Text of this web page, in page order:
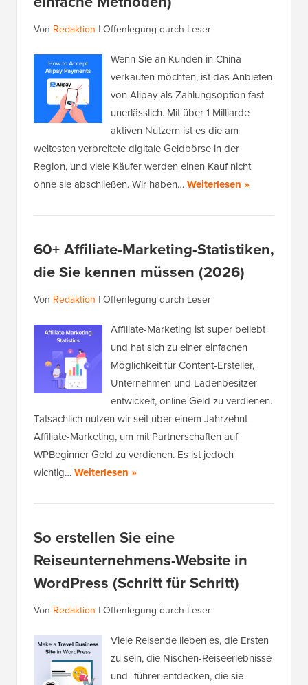
Von Redaktion | Offenlegung durch Leser
Wenn Sie an Kunden in China
verkaufen möchten, ist das Anbieten
von Alipay als Zahlungsoption fast
unerlässlich. Mit über 1 Milliarde
aktiven Nutzern ist es die am
weitesten verbreitete digitale Geldbörse in der
Region, und viele Käufer werden einen Kauf nicht
ohne sie abschließen. Wir haben…Weiterlesen »
60+ Affiliate-Marketing-Statistiken,
die Sie kennen müssen (2026)
Von Redaktion | Offenlegung durch Leser
Affiliate-Marketing ist super beliebt
und hat sich zu einer einfachen
Möglichkeit für Content-Ersteller,
Unternehmen und Ladenbesitzer
entwickelt, online Geld zu verdienen.
Tatsächlich nutzen wir seit über einem Jahrzehnt
Affiliate-Marketing, um mit Partnerschaften auf
WPBeginner Geld zu verdienen. Es ist jedoch
wichtig…Weiterlesen »
So erstellen Sie eine
Reiseunternehmens-Website in
WordPress (Schritt für Schritt)
Von Redaktion | Offenlegung durch Leser
Viele Reisende lieben es, die Ersten
zu sein, die Nischen-Reiseerlebnisse
und -führer entdecken, die sie